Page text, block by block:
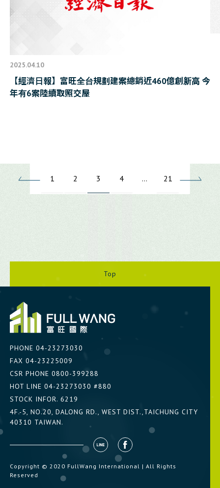
2025.04.10
【經濟日報】富旺全台規劃建案總銷近460億創新高 今
年有6案陸續取照交屋
1 2 3 4 … 21
Top
PHONE 04-23273030
FAX 04-23225009
CSR PHONE 0800-399288
HOT LINE 04-23273030 #880
STOCK INFOR. 6219
4F.-5, NO.20, DALONG RD., WEST DIST.,TAICHUNG CITY
40310 TAIWAN.
Copyright © 2020 FullWang International | All Rights
Reserved